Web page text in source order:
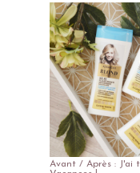
Avant / Après : J'ai